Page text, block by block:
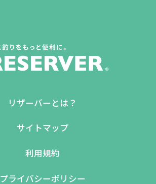
リザーバーとは？
サイトマップ
利用規約
プライバシーポリシー